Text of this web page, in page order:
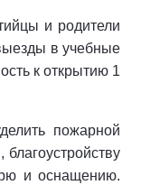
и родители
в учебные
к открытию 1
пожарной
и оснащению.